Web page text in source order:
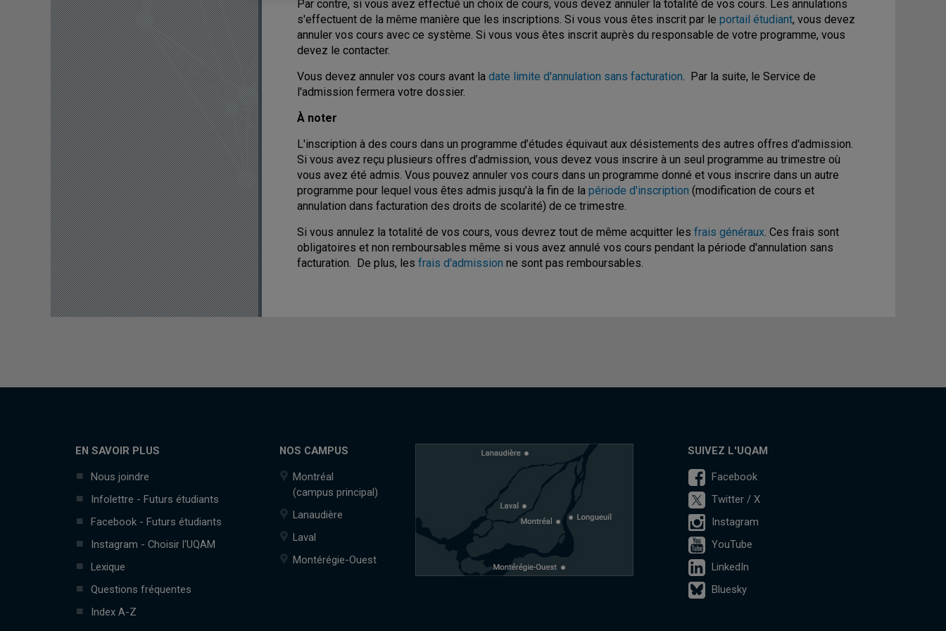
Par contre, si vous avez effectué un choix de cours, vous devez annuler la totalité de vos cours. Les annulations
s'effectuent de la même manière que les inscriptions. Si vous vous êtes inscrit par le portail étudiant, vous devez
annuler vos cours avec ce système. Si vous vous êtes inscrit auprès du responsable de votre programme, vous
devez le contacter.
Vous devez annuler vos cours avant la date limite d'annulation sans facturation. Par la suite, le Service de
l'admission fermera votre dossier.
À noter
L'inscription à des cours dans un programme d’études équivaut aux désistements des autres offres d'admission.
Si vous avez reçu plusieurs offres d’admission, vous devez vous inscrire à un seul programme au trimestre où
vous avez été admis. Vous pouvez annuler vos cours dans un programme donné et vous inscrire dans un autre
programme pour lequel vous êtes admis jusqu’à la fin de la période d'inscription (modification de cours et
annulation dans facturation des droits de scolarité) de ce trimestre.
Si vous annulez la totalité de vos cours, vous devrez tout de même acquitter les frais généraux. Ces frais sont
obligatoires et non remboursables même si vous avez annulé vos cours pendant la période d'annulation sans
facturation. De plus, les frais d'admission ne sont pas remboursables.
EN SAVOIR PLUS
Nous joindre
Infolettre - Futurs étudiants
Facebook - Futurs étudiants
Instagram - Choisir l'UQAM
Lexique
Questions fréquentes
Index A-Z
NOS CAMPUS
Montréal
(campus principal)
Lanaudière
Laval
Montérégie-Ouest
SUIVEZ L'UQAM
Facebook
Twitter / X
Instagram
YouTube
LinkedIn
Bluesky